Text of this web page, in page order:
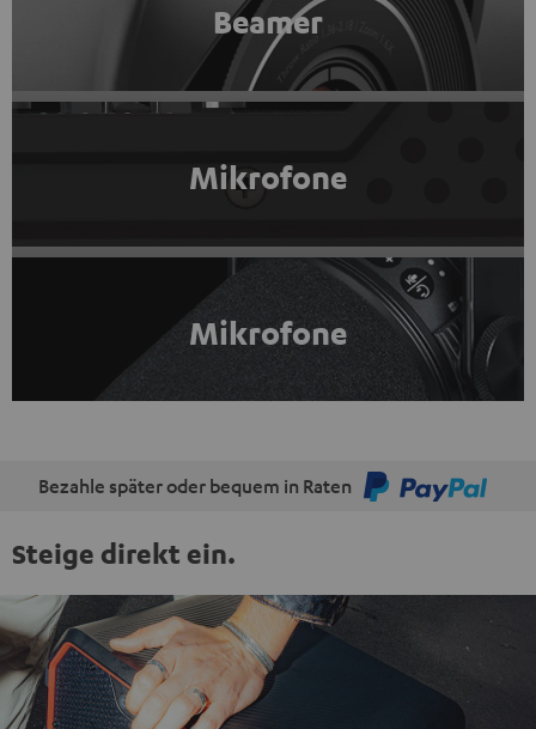
Beamer
Mikrofone
Mikrofone
Bezahle später oder bequem in Raten
Steige direkt ein.